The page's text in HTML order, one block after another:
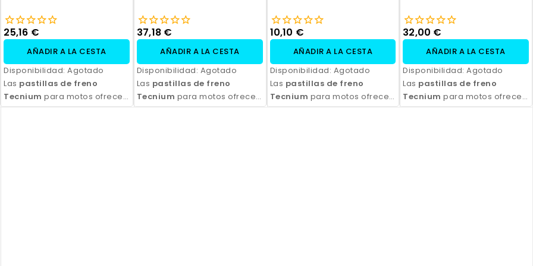
25,16 €
AÑADIR A LA CESTA
Disponibilidad:Agotado
Las pastillas de freno
Tecnium para motos ofrecen
un rendimiento de frenado
37,18 €
AÑADIR A LA CESTA
Disponibilidad: Agotado
Las pastillas de freno
Tecnium para motos ofrecen
un rendimiento de frenado
10,10 €
AÑADIR A LA CESTA
Disponibilidad: Agotado
Las pastillas de freno
Tecnium para motos ofrecen
un rendimiento de frenado
32,00 €
AÑADIR A LA CESTA
Disponibilidad:Agotado
Las pastillas de freno
Tecnium para motos ofrecen
un rendimiento de frenado